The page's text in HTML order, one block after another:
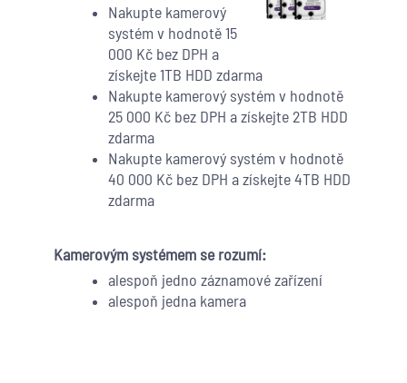
Nakupte kamerový
systém v hodnotě 15
000 Kč bez DPH a
získejte 1TB HDD zdarma
Nakupte kamerový systém v hodnotě
25 000 Kč bez DPH a získejte 2TB HDD
zdarma
Nakupte kamerový systém v hodnotě
40 000 Kč bez DPH a získejte 4TB HDD
zdarma
Kamerovým systémem se rozumí:
alespoň jedno záznamové zařízení
alespoň jedna kamera